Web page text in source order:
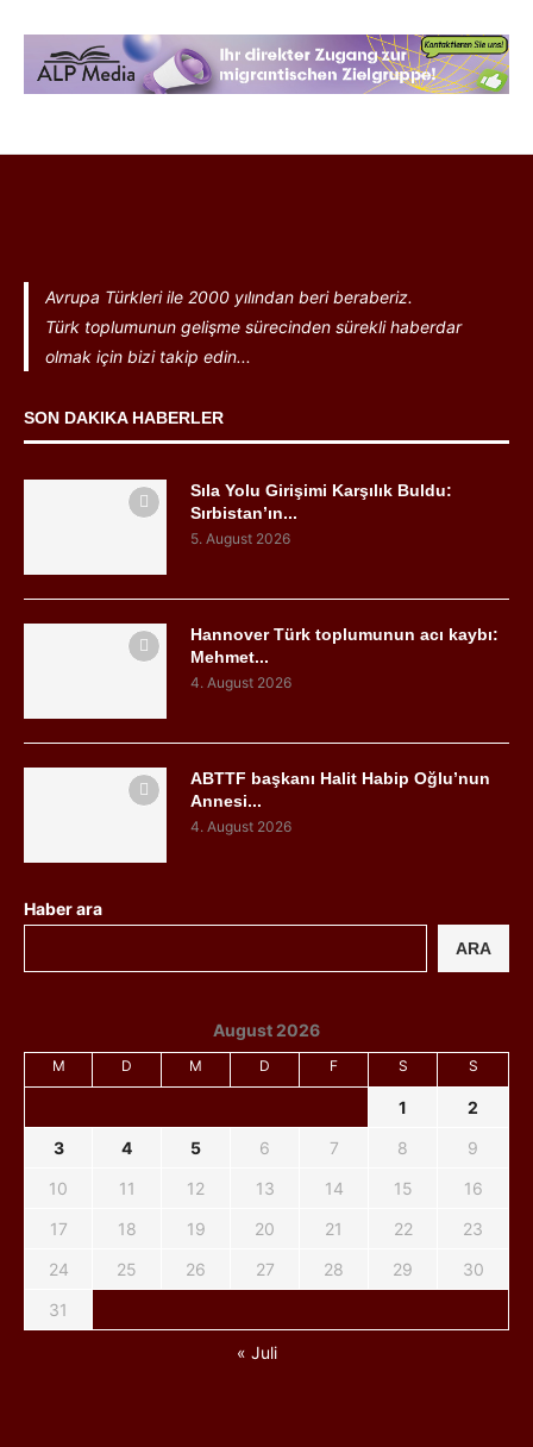
Avrupa Türkleri ile 2000 yılından beri beraberiz.
Türk toplumunun gelişme sürecinden sürekli haberdar
olmak için bizi takip edin...
SON DAKIKA HABERLER
Sıla Yolu Girişimi Karşılık Buldu:
Sırbistan’ın...
5. August 2026
Hannover Türk toplumunun acı kaybı:
Mehmet...
4. August 2026
ABTTF başkanı Halit Habip Oğlu’nun
Annesi...
4. August 2026
Haber ara
ARA
August 2026
M D M D F S S
1
2
3
4 5 6 7 8
9
10
11 12 13 14 15
16
17
18 19 20 21 22
23
24
25 26 27 28 29
30
31
« Juli